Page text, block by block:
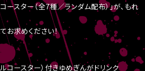
ースター（全7種／ランダム配布）」が、もれ
お求めください！
コースター）付きゆめぎんがドリンク